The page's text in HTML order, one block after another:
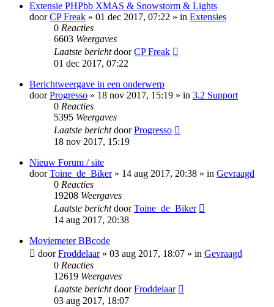
Extensie PHPbb XMAS & Snowstorm & Lights
doorCP Freak » 01 dec 2017, 07:22 » in Extensies
0 Reacties
6603 Weergaves
Laatste berichtdoorCP Freak
01 dec 2017, 07:22
Berichtweergave in een onderwerp
doorProgresso » 18 nov 2017, 15:19 » in 3.2 Support
0 Reacties
5395 Weergaves
Laatste berichtdoorProgresso
18 nov 2017, 15:19
Nieuw Forum / site
doorToine_de_Biker» 14 aug 2017, 20:38 » in Gevraagd
0 Reacties
19208 Weergaves
Laatste berichtdoorToine_de_Biker
14 aug 2017, 20:38
Moviemeter BBcode
doorFroddelaar» 03 aug 2017, 18:07 » in Gevraagd
0 Reacties
12619 Weergaves
Laatste berichtdoorFroddelaar
03 aug 2017, 18:07